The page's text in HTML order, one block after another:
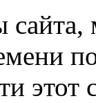
этот